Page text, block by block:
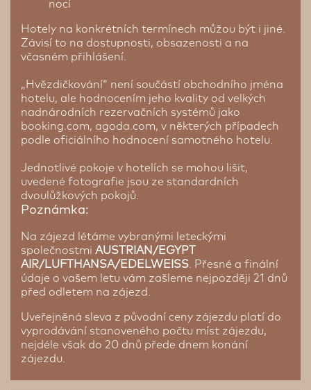
nocí
Hotely na konkrétních termínech můžou být i jiné.
Závisí to na dostupnosti, obsazenosti a na
včasném přihlášení.
„Hvězdičkování“ není součástí obchodního jména
hotelu, ale hodnocením jeho kvality od velkých
nadnárodních rezervačních systémů jako
booking.com, agoda.com, v některých případech
podle oficiálního hodnocení samotného hotelu.
Jednotlivé pokoje v hotelích se mohou lišit,
uvedené fotografie jsou ze standardních
dvoulůžkových pokojů.
Poznámka:
Na zájezd létáme vybranými leteckými
společnostmi AUSTRIAN/EGYPT
AIR/LUFTHANSA/EDELWEISS . Přesné a finální
údaje o vašem letu vám zašleme nejpozději 21 dnů
před odletem na zájezd.
Uveřejněná sleva z původní ceny zájezdu platí do
vyprodávání stanoveného počtu míst zájezdu,
nejdéle však do 20 dnů přede dnem konání
zájezdu.